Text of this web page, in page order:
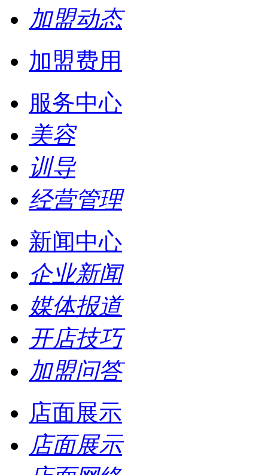
加盟动态
加盟费用
服务中心
美容
训导
经营管理
新闻中心
企业新闻
媒体报道
开店技巧
加盟问答
店面展示
店面展示